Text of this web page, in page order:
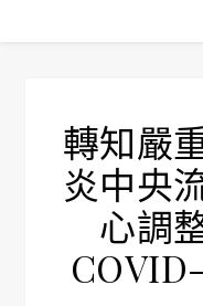
轉知嚴
炎中央
心調